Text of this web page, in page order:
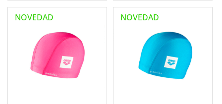
NOVEDAD NOVEDAD